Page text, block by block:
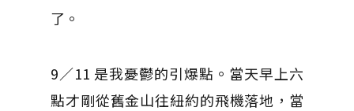
了。
9／11 是我憂鬱的引爆點。當天早上六
點才剛從舊金山往紐約的飛機落地，當